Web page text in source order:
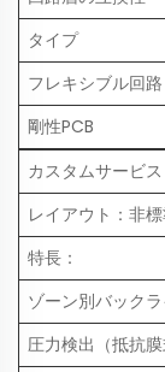
タイプ
フレキシブル回路
剛性PCB
カスタムサービス
レイアウト：非
特長：
ゾーン別バック
圧力検出（抵抗